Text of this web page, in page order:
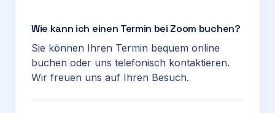
Wie kann ich einen Termin bei Zoom buchen?
Sie können Ihren Termin bequem online
buchen oder uns telefonisch kontaktieren.
Wir freuen uns auf Ihren Besuch.